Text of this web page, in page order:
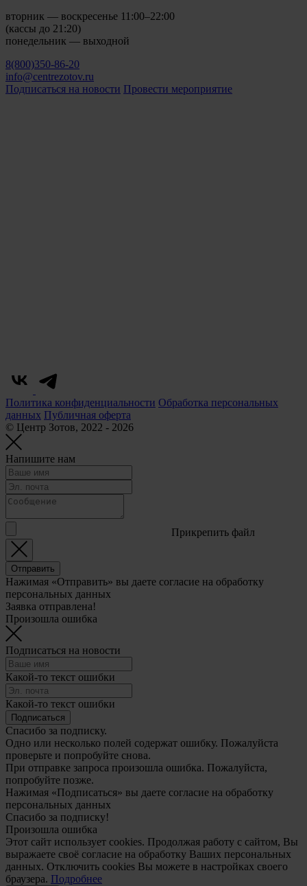
вторник — воскресенье 11:00–22:00
(кассы до 21:20)
понедельник — выходной
8(800)350-86-20
info@centrezotov.ru
Подписаться на новости Провести мероприятие
Политика конфиденциальности Обработка персональных
данных Публичная оферта
© Центр Зотов, 2022 - 2026
Напишите нам
Прикрепить файл
Отправить
Нажимая «Отправить» вы даете согласие на обработку
персональных данных
Заявка отправлена!
Произошла ошибка
Подписаться на новости
Какой-то текст ошибки
Какой-то текст ошибки
Подписаться
Спасибо за подписку.
Одно или несколько полей содержат ошибку. Пожалуйста
проверьте и попробуйте снова.
При отправке запроса произошла ошибка. Пожалуйста,
попробуйте позже.
Нажимая «Подписаться» вы даете согласие на обработку
персональных данных
Спасибо за подписку!
Произошла ошибка
Этот сайт использует cookies. Продолжая работу с сайтом, Вы
выражаете своё согласие на обработку Ваших персональных
данных. Отключить cookies Вы можете в настройках своего
браузера. Подробнее